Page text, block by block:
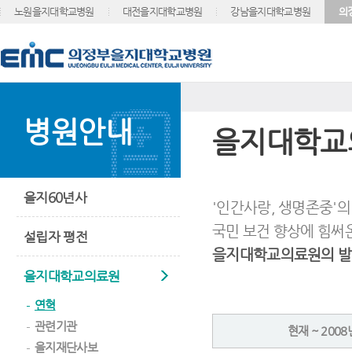
노원을지대학교병원 대전을지대학교병원 강남을지대학교병원 의
병원안내
을지60년사
설립자 평전
을지대학교의료원
연혁
관련기관
을지재단사보
을지대학
'인간사랑, 생명존중'
국민 보건 향상에 힘써
을지대학교의료원의
현재 ~ 2008